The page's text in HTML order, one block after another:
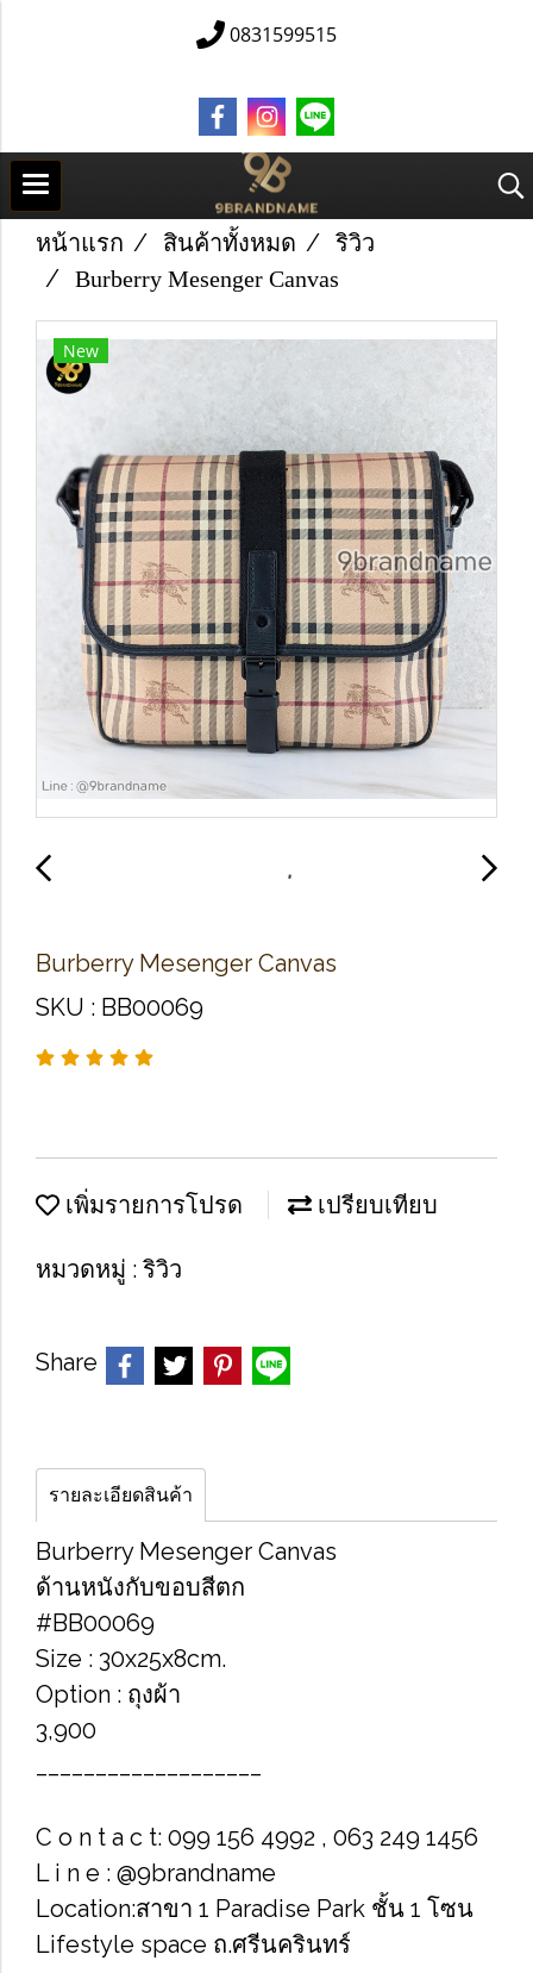
0831599515
หน้าแรก สินค้าทั้งหมด
ริวิว
Burberry Mesenger Canvas
New
Burberry Mesenger Canvas
SKU : BB00069
เพิ่มรายการโปรด เปรียบเทียบ
หมวดหมู่ : ริวิว
Share
รายละเอียดสินค้า
Burberry Mesenger Canvas
ด้านหนังกับขอบสีตก
#BB00069
Size : 30x25x8cm.
Option : ถุงผ้า
3,900
C o n t a c t: 099 156 4992 , 063 249 1456
L i n e : @9brandname
Location:สาขา 1 Paradise Park ชั้น 1 โซน
Lifestyle space ถ.ศรีนครินทร์